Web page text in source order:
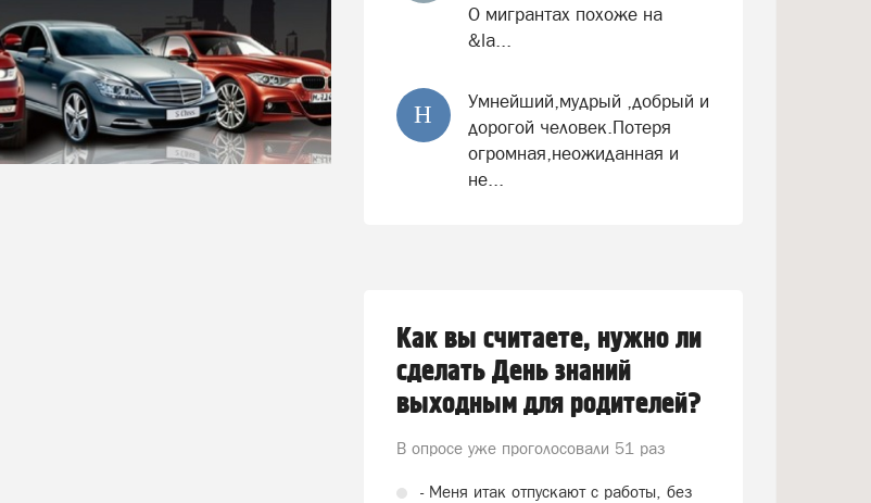
О мигрантах похоже на
&la...
Н
Умнейший,мудрый ,добрый и
дорогой человек.Потеря
огромная,неожиданная и
не...
Как вы считаете, нужно ли
сделать День знаний
выходным для родителей?
В опросе уже проголосовали 51 раз
- Меня итак отпускают с работы, без